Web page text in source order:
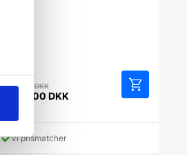
4.454,91DKKDen
oprindelige
var:
4.454,91 DKK.
2.999,00 DKK
aktuelle
er:Vi prismatcher